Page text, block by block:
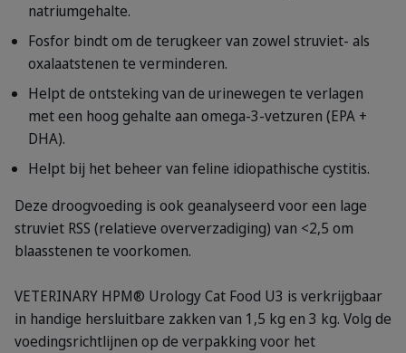
natriumgehalte.
Fosfor bindt om de terugkeer van zowel struviet- als
oxalaatstenen te verminderen.
Helpt de ontsteking van de urinewegen te verlagen
met een hoog gehalte aan omega-3-vetzuren (EPA +
DHA).
Helpt bij het beheer van feline idiopathische cystitis.
Deze droogvoeding is ook geanalyseerd voor een lage
struviet RSS (relatieve oververzadiging) van <2,5 om
blaasstenen te voorkomen.
VETERINARY HPM® Urology Cat Food U3 is verkrijgbaar
in handige hersluitbare zakken van 1,5 kg en 3 kg. Volg de
voedingsrichtlijnen op de verpakking voor het